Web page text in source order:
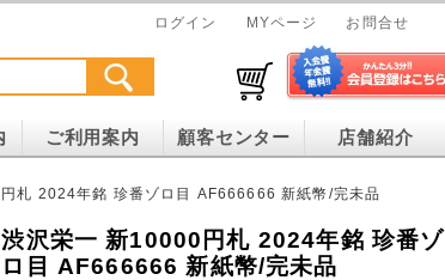
ログイン MYページ お問合せ
ご利用案内 顧客センター 店舗紹介
札 2024年銘 珍番ゾロ目 AF666666 新紙幣/完未品
渋沢栄一 新10000円札 2024年銘 珍番ゾ
ロ目 AF666666 新紙幣/完未品